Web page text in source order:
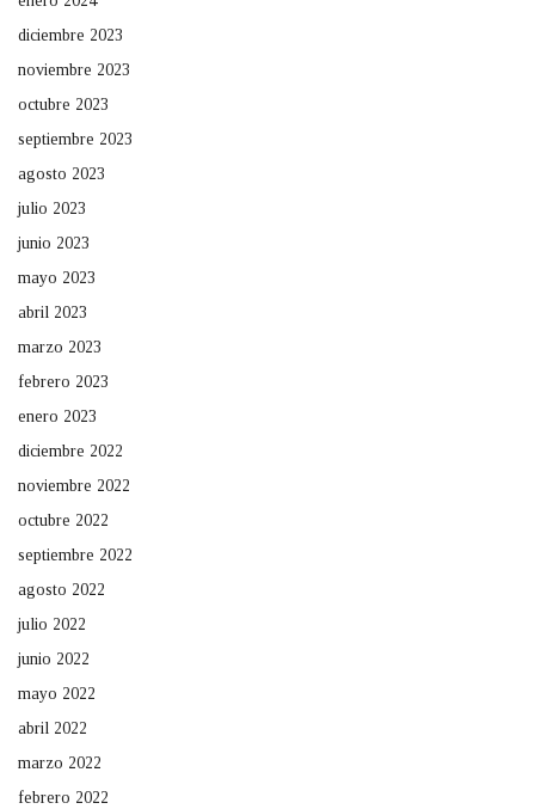
diciembre 2023
noviembre 2023
octubre 2023
septiembre 2023
agosto 2023
julio 2023
junio 2023
mayo 2023
abril 2023
marzo 2023
febrero 2023
enero 2023
diciembre 2022
noviembre 2022
octubre 2022
septiembre 2022
agosto 2022
julio 2022
junio 2022
mayo 2022
abril 2022
marzo 2022
febrero 2022